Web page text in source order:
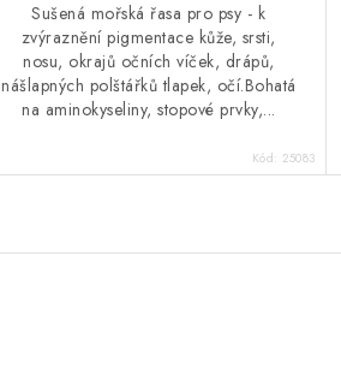
Sušená mořská řasa pro psy - k
zvýraznění pigmentace kůže, srsti,
nosu, okrajů očních víček, drápů,
nášlapných polštářků tlapek, očí.Bohatá
na aminokyseliny, stopové prvky,...
Kód: 25083